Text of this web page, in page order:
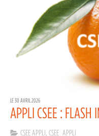
LE 30 AVRIL 2026
APPLI CSEE : FLASH
CSEE APPLI CSEE_APPLI